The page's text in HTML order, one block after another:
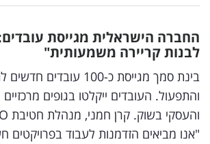
דיגיטל
וטק
שיווק
ופרסום
החברה הישראלית מגייסת
לבנות קריירה משמעותית"
בינת סמך מגייסת כ-100
והתפעול. העובדים ייקלטו בגופים
"אנו מביאים הזדמנות לעבוד בפרויקטים